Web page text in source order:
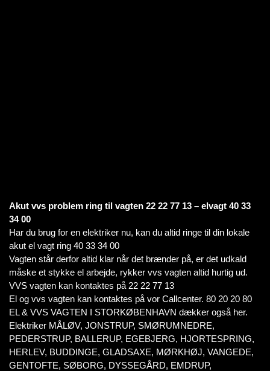
Akut vvs problem ring til vagten 22 22 77 13 – elvagt 40 33
34 00
Har du brug for en elektriker nu, kan du altid ringe til din lokale
akut el vagt ring 40 33 34 00
Vagten står derfor altid klar når det brænder på, er det udkald
måske et stykke el arbejde, rykker vvs vagten altid hurtig ud.
VVS vagten kan kontaktes på 22 22 77 13
El og vvs vagten kan kontaktes på vor Callcenter. 80 20 20 80
EL & VVS VAGTEN I STORKØBENHAVN dækker også her.
Elektriker MÅLØV, JONSTRUP, SMØRUMNEDRE,
PEDERSTRUP, BALLERUP, EGEBJERG, HJORTESPRING,
HERLEV, BUDDINGE, GLADSAXE, MØRKHØJ, VANGEDE,
GENTOFTE, SØBORG, DYSSEGÅRD, EMDRUP,